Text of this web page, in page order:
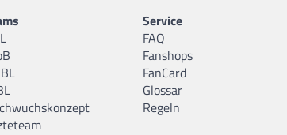
Service
FAQ
Fanshops
FanCard
Glossar
Regeln